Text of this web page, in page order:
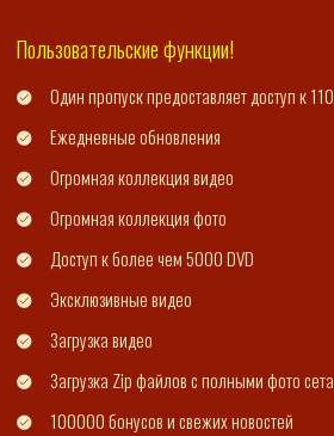
Пользовательские функции!
Один пропуск предоставляет доступ к
Ежедневные обновления
Огромная коллекция видео
Огромная коллекция фото
Доступ к более чем 5000 DVD
Эксклюзивные видео
Загрузка видео
Загрузка Zip файлов с полными фото
100000 бонусов и свежих новостей